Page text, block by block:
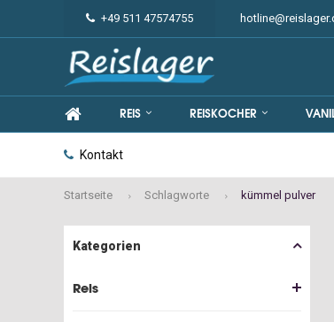
+49 511 47574755
REIS REISKOCHER
Kontakt
Startseite Schlagworte kümmel pulver
Kategorien
Reis